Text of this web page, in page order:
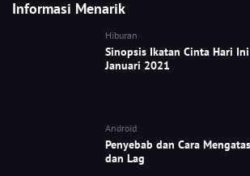
Informasi Menarik
Hiburan
Sinopsis Ikatan Cinta Hari
Januari 2021
Android
Penyebab dan Cara
dan Lag